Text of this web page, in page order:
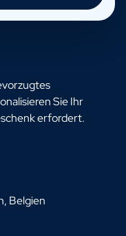
Sie Ihr
erfordert.
Belgien